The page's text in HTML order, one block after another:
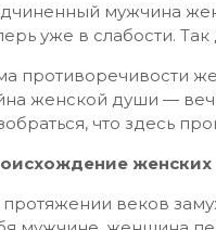
мужчина
уже в слабости.
противоречивости
женской души —
что здесь
женских
протяжении веков